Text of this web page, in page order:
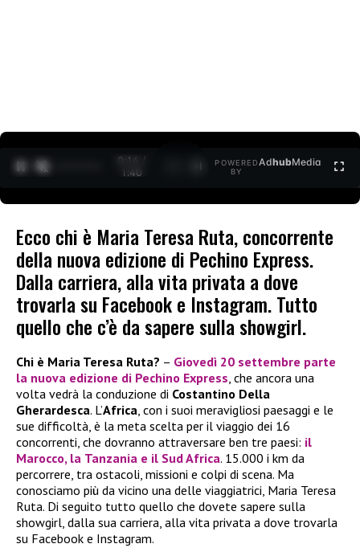
0:15 /
1:40
POWERED
BY
AdhubMedia
Ecco chi è Maria Teresa Ruta, concorrente
della nuova edizione di Pechino Express.
Dalla carriera, alla vita privata a dove
trovarla su Facebook e Instagram. Tutto
quello che c’è da sapere sulla showgirl.
Chi è Maria Teresa Ruta? – Giovedì 20 settembre parte
la nuova edizione di Pechino Express, che ancora una
volta vedrà la conduzione di Costantino Della
Gherardesca. L’Africa, con i suoi meravigliosi paesaggi e le
sue difficoltà, è la meta scelta per il viaggio dei 16
concorrenti, che dovranno attraversare ben tre paesi: il
Marocco, la Tanzania e il Sud Africa. 15.000 i km da
percorrere, tra ostacoli, missioni e colpi di scena. Ma
conosciamo più da vicino una delle viaggiatrici, Maria Teresa
Ruta. Di seguito tutto quello che dovete sapere sulla
showgirl, dalla sua carriera, alla vita privata a dove trovarla
su Facebook e Instagram.